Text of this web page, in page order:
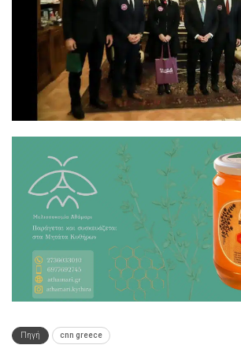
Πηγή cnn greece